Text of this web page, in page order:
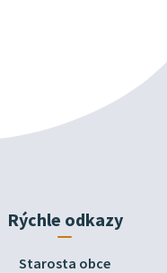
Rýchle odkazy
Starosta obce